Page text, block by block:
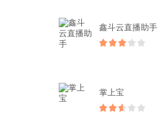
鑫斗云直播助手
掌上宝